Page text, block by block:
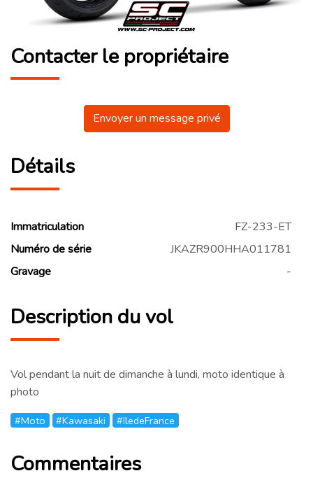
Contacter le propriétaire
Envoyer un message privé
Détails
Immatriculation
FZ-233-ET
Numéro de série
JKAZR900HHA011781
Gravage
-
Description du vol
Vol pendant la nuit de dimanche à lundi, moto identique à
photo
#Moto #Kawasaki #IledeFrance
Commentaires